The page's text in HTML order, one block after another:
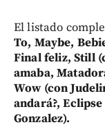
El listado
To, Maybe,
Final feliz, Still
amaba,
Wow (con
andará?,
Gonzalez).